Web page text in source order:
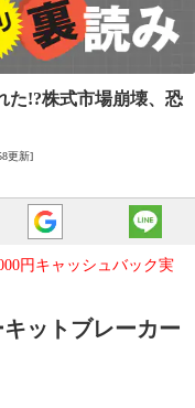
た!?株式市場崩壊、恐
更新]
円キャッシュバック実
ットブレーカー